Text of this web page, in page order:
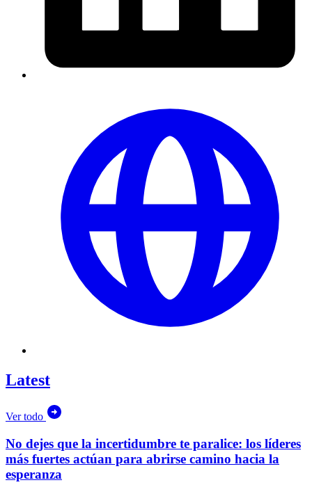
Latest
Ver todo
No dejes que la incertidumbre te paralice: los líderes
más fuertes actúan para abrirse camino hacia la
esperanza